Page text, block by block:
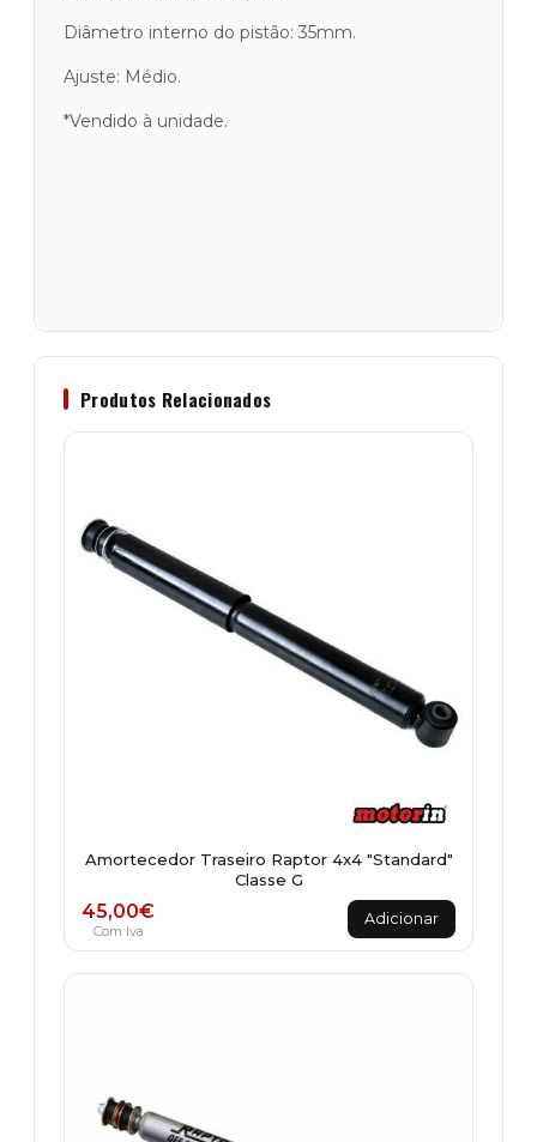
Diâmetro interno do pistão: 35mm.
Ajuste: Médio.
*Vendido à unidade.
Produtos Relacionados
Amortecedor Traseiro Raptor 4x4 "Standard"
Classe G
45,00€
Com Iva
Adicionar